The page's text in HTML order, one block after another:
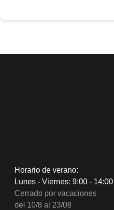
Horario de verano:
Lunes - Viernes: 9:00 - 14:00
Cerrado por vacaciones
del 10/8 al 23/08